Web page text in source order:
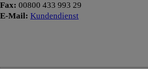
Fax: 00800 433 993 29
E-Mail: Kundendienst